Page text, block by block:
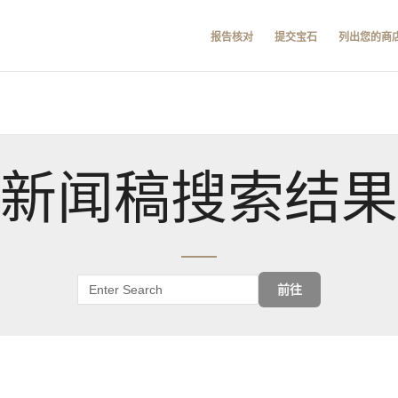
报告核对 提交宝石 列出您的商
新闻稿搜索结果
前往